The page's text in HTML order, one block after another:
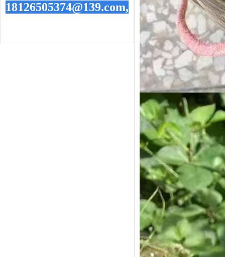
18126505374@139.com,